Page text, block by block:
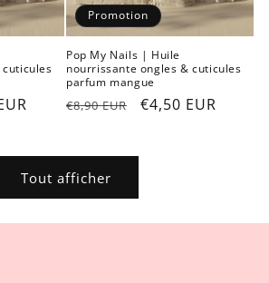
Promotion
Pop My Nails | Huile
nourrissante ongles & cuticules
parfum mangue
Prix
€8,90 EUR
Prix
€4,50 EUR
Tout afficher